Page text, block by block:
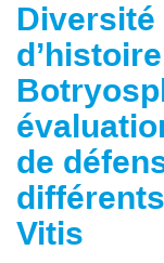
de
Vitis